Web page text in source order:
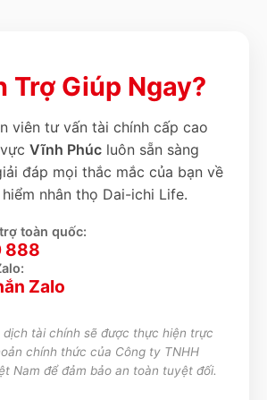
Trợ Giúp Ngay?
viên tư vấn tài chính cấp cao
Vĩnh Phúc luôn sẵn sàng
đáp mọi thắc mắc của bạn về
nhân thọ Dai-ichi Life.
toàn quốc:
888
Zalo
dịch tài chính sẽ được thực hiện trực
chính thức của Công ty TNHH
Nam để đảm bảo an toàn tuyệt đối.